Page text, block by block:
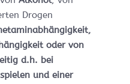
Drogen
oder von
d.h. bei
und einer